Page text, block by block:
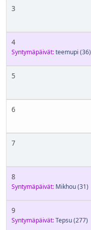
3
4
Syntymäpäivät:teemupi (36)
5
6
7
8
Syntymäpäivät: Mikhou(31)
9
Syntymäpäivät:Tepsu(277)